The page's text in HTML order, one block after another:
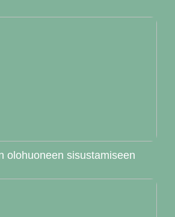
olohuoneen sisustamiseen